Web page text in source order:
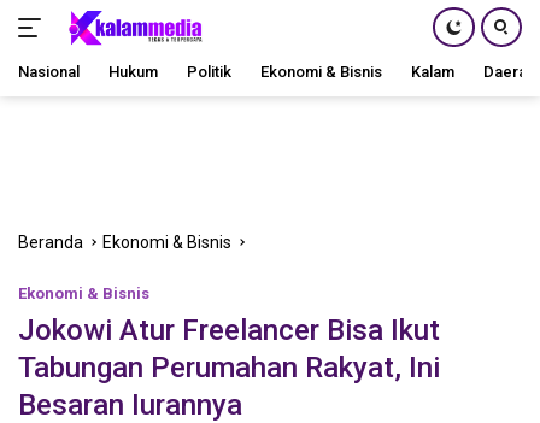
Nasional Hukum Politik Ekonomi & Bisnis Kalam Daerah
Beranda Ekonomi & Bisnis
Ekonomi & Bisnis
Jokowi Atur Freelancer Bisa Ikut
Tabungan Perumahan Rakyat, Ini
Besaran Iurannya